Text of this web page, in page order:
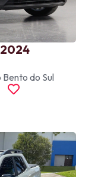
Bento do Sul